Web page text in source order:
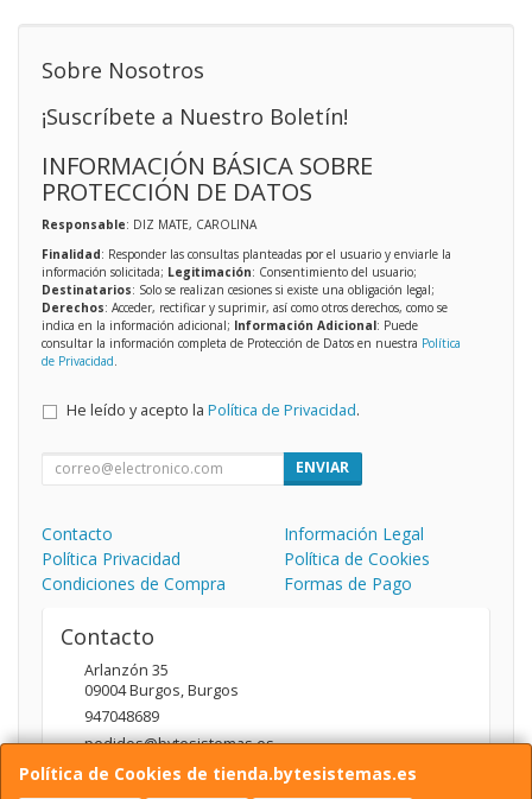
Política de Cookies de tienda.bytesistemas.es
Sobre Nosotros
¡Suscríbete a Nuestro Boletín!
INFORMACIÓN BÁSICA SOBRE
PROTECCIÓN DE DATOS
Responsable: DIZ MATE, CAROLINA
Finalidad: Responder las consultas planteadas por el usuario y enviarle la
información solicitada; Legitimación: Consentimiento del usuario;
Destinatarios: Solo se realizan cesiones si existe una obligación legal;
Derechos: Acceder, rectificar y suprimir, así como otros derechos, como se
indica en la información adicional; Información Adicional: Puede
consultar la información completa de Protección de Datos en nuestra Política
de Privacidad
He leído y acepto la Política de Privacidad.
ENVIAR
Contacto
Información Legal
Política Privacidad
Política de Cookies
Condiciones de Compra
Formas de Pago
Contacto
Arlanzón 35
09004Burgos,Burgos
947048689
pedidos@bytesistemas.es